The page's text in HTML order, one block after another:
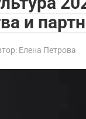
и
Елена Петрова